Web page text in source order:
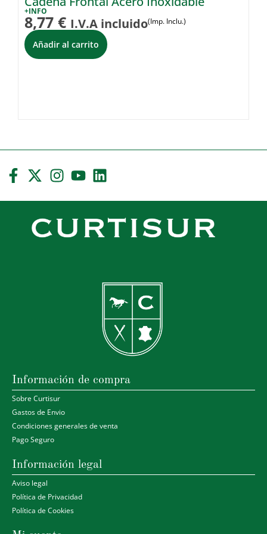
+INFO
8,77 € I.V.A incluido(Imp. Inclu.)
Añadir al carrito
Información de compra
Sobre Curtisur
Gastos de Envio
Condiciones generales de venta
Pago Seguro
Información legal
Aviso legal
Política de Privacidad
Política de Cookies